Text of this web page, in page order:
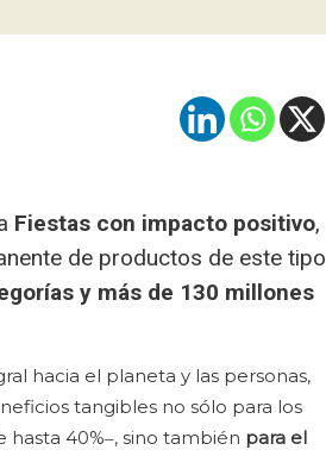
Fiestas con impacto positivo,
de productos de este tipo
y más de 130 millones
hacia el planeta y las personas,
tangibles no sólo para los
40%‒, sino también para el